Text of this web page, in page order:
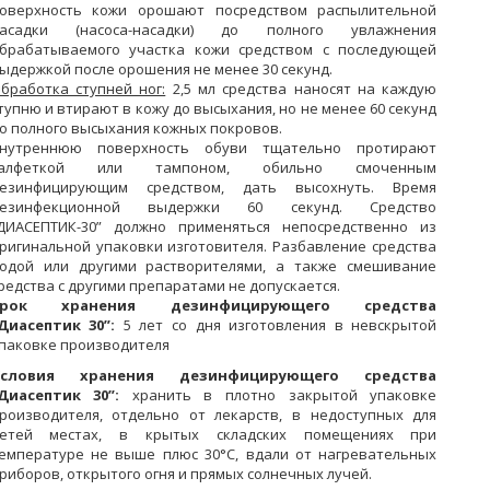
кожи орошают посредством распылительной
(насоса-насадки) до полного увлажнения
участка кожи средством с последующей
после орошения не менее 30 секунд.
ступней ног: 2,5 мл средства наносят на каждую
и втирают в кожу до высыхания, но не менее 60 секунд
полного высыхания кожных покровов.
поверхность обуви тщательно протирают
или тампоном, обильно смоченным
средством, дать высохнуть. Время
выдержки 60 секунд. Средство
30” должно применяться непосредственно из
упаковки изготовителя. Разбавление средства
или другими растворителями, а также смешивание
с другими препаратами не допускается.
хранения дезинфицирующего средства
30”: 5 лет со дня изготовления в невскрытой
производителя
хранения дезинфицирующего средства
30”: хранить в плотно закрытой упаковке
отдельно от лекарств, в недоступных для
местах, в крытых складских помещениях при
не выше плюс 30°С, вдали от нагревательных
открытого огня и прямых солнечных лучей.